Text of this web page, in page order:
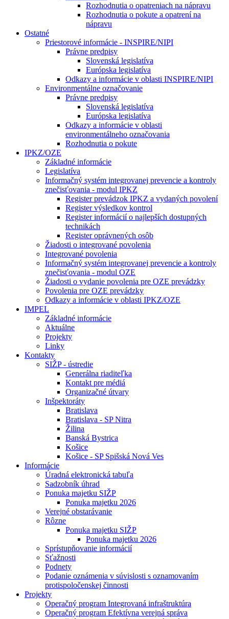
Rozhodnutia o opatreniach na nápravu
Rozhodnutia o pokute a opatrení na
nápravu
Ostatné
Priestorové informácie - INSPIRE/NIPI
Právne predpisy
Slovenská legislatíva
Európska legislatíva
Odkazy a informácie v oblasti INSPIRE/NIPI
Environmentálne označovanie
Právne predpisy
Slovenská legislatíva
Európska legislatíva
Odkazy a informácie v oblasti
environmentálneho označovania
Rozhodnutia o pokute
IPKZ/OZE
Základné informácie
Legislatíva
Informačný systém integrovanej prevencie a kontroly
znečisťovania - modul IPKZ
Register prevádzok IPKZ a vydaných povolení
Register výsledkov kontrol
Register informácií o najlepších dostupných
technikách
Register oprávnených osôb
Žiadosti o integrované povolenia
Integrované povolenia
Informačný systém integrovanej prevencie a kontroly
znečisťovania - modul OZE
Žiadosti o vydanie povolenia pre OZE prevádzky
Povolenia pre OZE prevádzky
Odkazy a informácie v oblasti IPKZ/OZE
IMPEL
Základné informácie
Aktuálne
Projekty
Linky
Kontakty
SIŽP - ústredie
Generálna riaditeľka
Kontakt pre médiá
Organizačné útvary
Inšpektoráty
Bratislava
Bratislava - SP Nitra
Žilina
Banská Bystrica
Košice
Košice - SP Spišská Nová Ves
Informácie
Úradná elektronická tabuľa
Sadzobník úhrad
Ponuka majetku SIŽP
Ponuka majetku 2026
Verejné obstarávanie
Rôzne
Ponuka majetku SIŽP
Ponuka majetku 2026
Sprístupňovanie informácií
Sťažnosti
Podnety
Podanie oznámenia v súvislosti s oznamovaním
protispoločenskej činnosti
Projekty
Operačný program Integrovaná infraštruktúra
Operačný program Efektívna verejná správa